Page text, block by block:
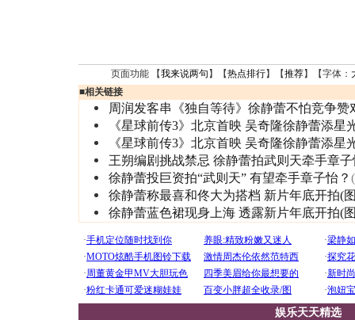
页面功能 【我来说两句 】【热点排行】【推荐】【字体：
■相关链接
周润发客串《独自等待》徐静蕾不怕竞争赞
《星球前传3》北京首映 吴奇隆徐静蕾添星
《星球前传3》北京首映 吴奇隆徐静蕾添星
王朔编剧挑战禁忌 徐静蕾拍武则天牵手章子
徐静蕾投巨资拍“武则天” 有望牵手章子怡？
徐静蕾称最喜和佟大为搭档 新片年底开拍(
徐静蕾蓝色裙现身上海 透露新片年底开拍(
娱乐天天精选